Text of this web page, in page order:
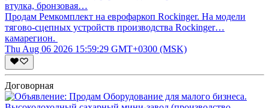
Продам Ремкомплект на еврофаркоп Rockinger. На модели
тягово-сцепных устройств производства Rockinger…
камарегион.
Thu Aug 06 2026 15:59:29 GMT+0300 (MSK)
Договорная